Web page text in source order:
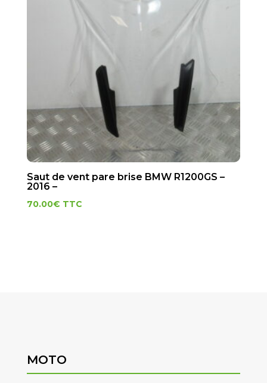
Saut de vent pare brise BMW R1200GS –
2016 –
70.00€ TTC
MOTO